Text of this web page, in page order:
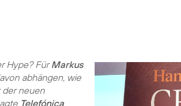
Hype? FürMarkus
abhängen, wie
der neuen
Telefónica